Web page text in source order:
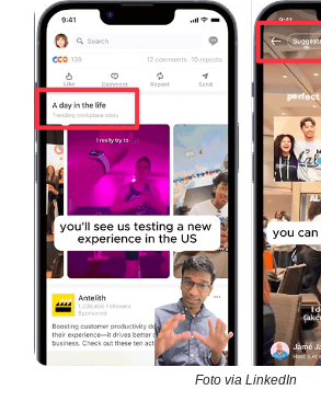
Foto via LinkedIn